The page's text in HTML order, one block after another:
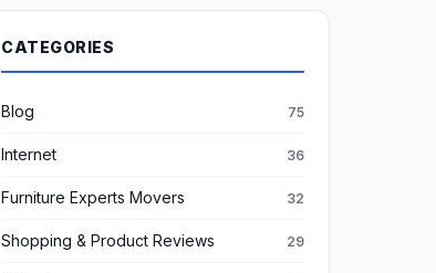
CATEGORIES
Blog 75
Internet 36
Furniture Experts Movers 32
Shopping & Product Reviews 29